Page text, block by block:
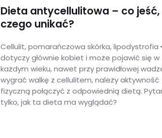
Dieta antycellulitowa – co jeść,
czego unikać?
Cellulit, pomarańczowa skórka, lipodystrofia
dotyczy głównie kobiet i może pojawić się w
każdym wieku, nawet przy prawidłowej
wygrać walkę z cellulitem, należy aktywność
fizyczną połączyć z odpowiednią dietą.
tylko, jak ta dieta ma wyglądać?